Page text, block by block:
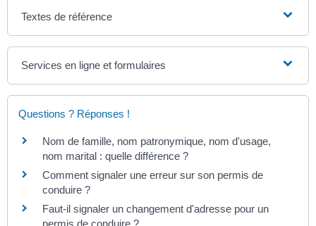
Textes de référence
Services en ligne et formulaires
Questions ? Réponses !
Nom de famille, nom patronymique, nom d'usage,
nom marital : quelle différence ?
Comment signaler une erreur sur son permis de
conduire ?
Faut-il signaler un changement d'adresse pour un
permis de conduire ?